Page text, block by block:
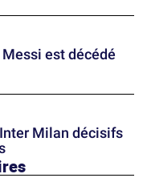
est décédé
Milan décisifs